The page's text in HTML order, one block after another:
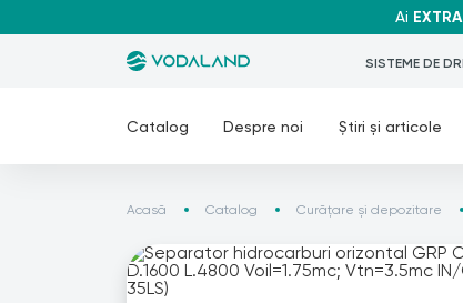
Ai
SISTEME DE
Catalog Despre noi Știri și articole
Acasă Catalog Curățare și depozitare